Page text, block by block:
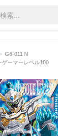
G6-011 N
ゲーマーレベル100